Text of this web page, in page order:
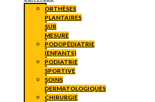
ORTHÈSES
PLANTAIRES
SUR
MESURE
PODOPÉDIATRIE
(ENFANTS)
PODIATRIE
SPORTIVE
SOINS
DERMATOLOGIQUES
CHIRURGIE